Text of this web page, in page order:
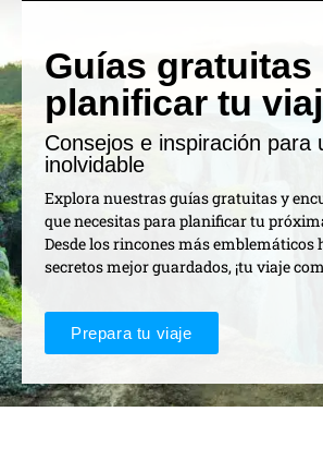
Guías gratuitas
planificar tu
Consejos e inspiración para
inolvidable
Explora nuestras guías gratuitas y
que necesitas para planificar tu
Desde los rincones más emblemáticos
secretos mejor guardados, ¡tu viaje
Prepara tu viaje